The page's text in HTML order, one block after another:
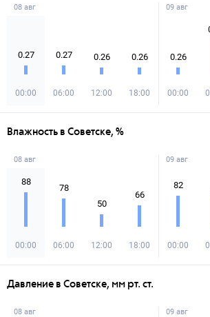
08 авг
0.27
00:00
0.27
06:00
0.26
12:00
0.26
18:00
09 авг
0.26
00:00
Влажность в Советске, %
08 авг
88
00:00
78
06:00
50
12:00
66
18:00
09 авг
82
00:00
Давление в Советске, мм рт. ст.
08 авг 09 авг